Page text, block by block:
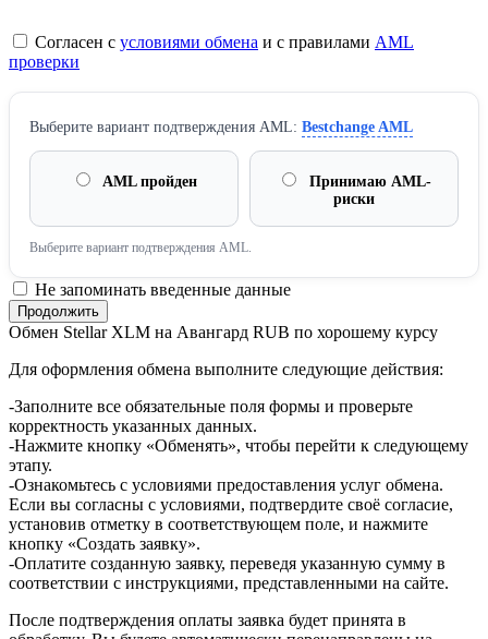
Согласен с условиями обмена и с правилами AML
проверки
Выберите вариант подтверждения AML: Bestchange AML
AML пройден
Принимаю AML-
риски
Выберите вариант подтверждения AML.
Не запоминать введенные данные
Обмен Stellar XLM на Авангард RUB по хорошему курсу
Для оформления обмена выполните следующие действия:
-Заполните все обязательные поля формы и проверьте
корректность указанных данных.
-Нажмите кнопку «Обменять», чтобы перейти к следующему
этапу.
-Ознакомьтесь с условиями предоставления услуг обмена.
Если вы согласны с условиями, подтвердите своё согласие,
установив отметку в соответствующем поле, и нажмите
кнопку «Создать заявку».
-Оплатите созданную заявку, переведя указанную сумму в
соответствии с инструкциями, представленными на сайте.
После подтверждения оплаты заявка будет принята в